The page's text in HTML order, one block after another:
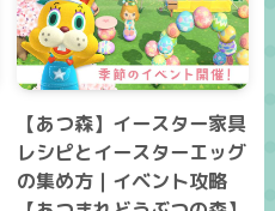
【あつ森】イースター家具
レシピとイースターエッグ
の集め方｜イベント攻略